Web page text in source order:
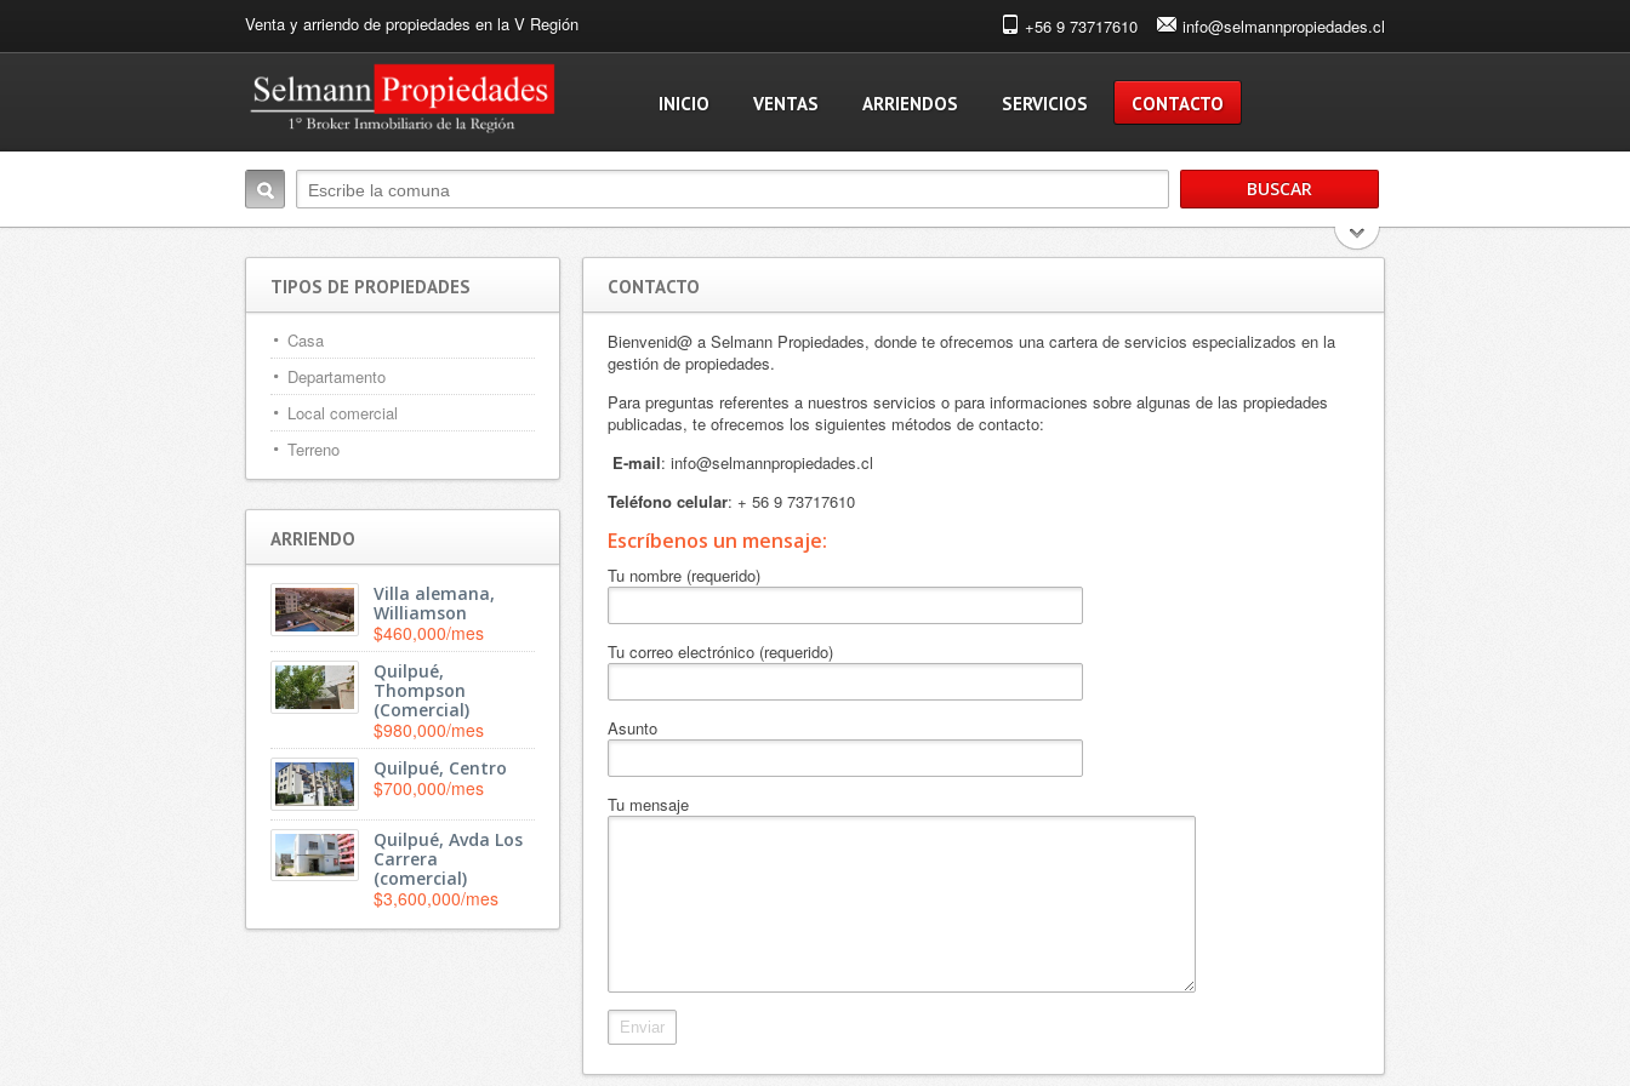
Venta y arriendo de propiedades en la V Región +56 9 73717610 info@selmannpropiedades.cl
INICIO VENTAS ARRIENDOS SERVICIOS CONTACTO
CONTACTO
Bienvenid@ a Selmann Propiedades, donde te ofrecemos una cartera de servicios especializados en la
gestión de propiedades.
Para preguntas referentes a nuestros servicios o para informaciones sobre algunas de las propiedades
publicadas, te ofrecemos los siguientes métodos de contacto:
E-mail: info@selmannpropiedades.cl
Teléfono celular: + 56 9 73717610
Escríbenos un mensaje:
Tu nombre (requerido)
Tu correo electrónico (requerido)
Asunto
Tu mensaje
TIPOS DE PROPIEDADES
Casa
Departamento
Local comercial
Terreno
ARRIENDO
Villa alemana,
Williamson
$460,000/mes
Quilpué,
Thompson
(Comercial)
$980,000/mes
Quilpué, Centro
$700,000/mes
Quilpué, Avda Los
Carrera
(comercial)
$3,600,000/mes